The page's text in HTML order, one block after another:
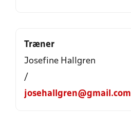
Træner
Josefine Hallgren
/
josehallgren@gmail.com